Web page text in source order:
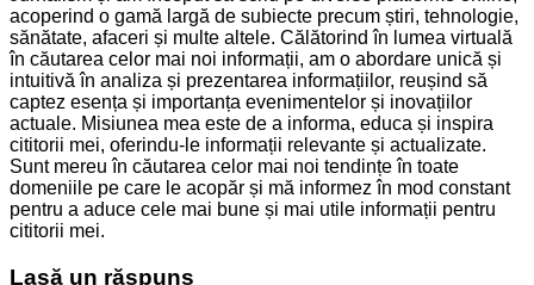
acoperind o gamă largă de subiecte precum știri, tehnologie,
sănătate, afaceri și multe altele. Călătorind în lumea virtuală
în căutarea celor mai noi informații, am o abordare unică și
intuitivă în analiza și prezentarea informațiilor, reușind să
captez esența și importanța evenimentelor și inovațiilor
actuale. Misiunea mea este de a informa, educa și inspira
cititorii mei, oferindu-le informații relevante și actualizate.
Sunt mereu în căutarea celor mai noi tendințe în toate
domeniile pe care le acopăr și mă informez în mod constant
pentru a aduce cele mai bune și mai utile informații pentru
cititorii mei.
Lasă un răspuns